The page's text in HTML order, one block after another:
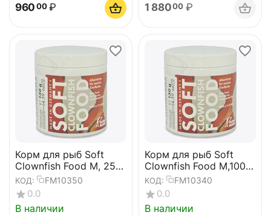
960 00 ₽ 1 88000 ₽
Корм для рыб Soft
Clownfish Food M, 250
ml
КОД: FM10350
0.0
В наличии
Корм для рыб Soft
Clownfish Food M,100
ml
КОД: FM10340
0.0
В наличии